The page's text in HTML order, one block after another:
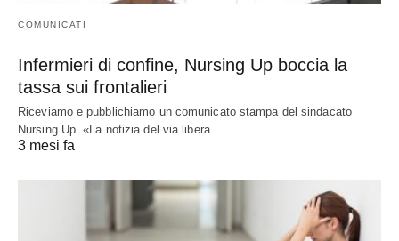
COMUNICATI
Infermieri di confine, Nursing Up boccia la
tassa sui frontalieri
Riceviamo e pubblichiamo un comunicato stampa del sindacato
Nursing Up. «La notizia del via libera…
3 mesi fa